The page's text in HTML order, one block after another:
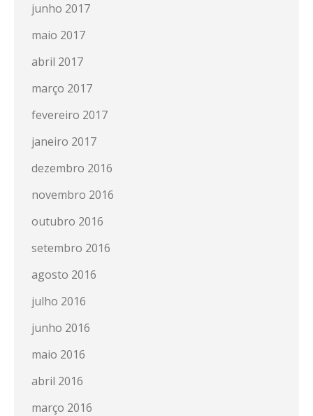
junho 2017
maio 2017
abril 2017
março 2017
fevereiro 2017
janeiro 2017
dezembro 2016
novembro 2016
outubro 2016
setembro 2016
agosto 2016
julho 2016
junho 2016
maio 2016
abril 2016
março 2016